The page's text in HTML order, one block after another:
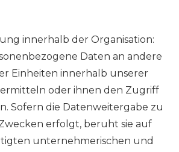
innerhalb der Organisation:
Daten an andere
Einheiten innerhalb unserer
oder ihnen den Zugriff
Sofern die Datenweitergabe zu
erfolgt, beruht sie auf
unternehmerischen und